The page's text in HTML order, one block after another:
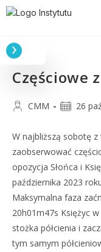
Częściowe
CMM 26
W najbliższą sobotę
zaobserwować
opozycja Słońca i
października 2023
Maksymalna faza
20h01m47s Księżyc
stożka półcienia i
tym samym